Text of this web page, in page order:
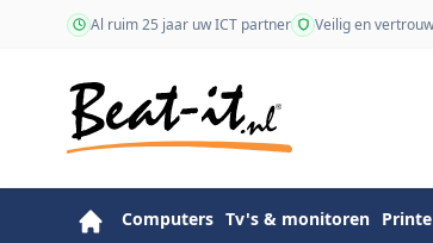
Ga naar de inhoudAl ruim 25 jaar uw ICT partner Veilig en
Computers Tv's & monitoren